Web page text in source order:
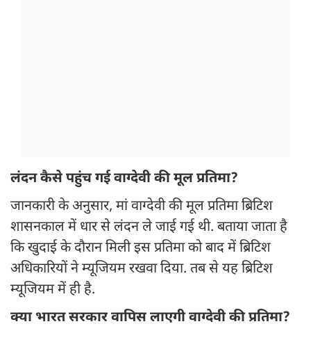
लंदन कैसे पहुंच गई वाग्देवी की मूल प्रतिमा?
जानकारी के अनुसार, मां वाग्देवी की मूल प्रतिमा ब्रिटिश
शासनकाल में धार से लंदन ले जाई गई थी. बताया जाता है
कि खुदाई के दौरान मिली इस प्रतिमा को बाद में ब्रिटिश
अधिकारियों ने म्यूजियम रखवा दिया. तब से यह ब्रिटिश
म्यूजियम में ही है.
क्या भारत सरकार वापिस लाएगी वाग्देवी की प्रतिमा?